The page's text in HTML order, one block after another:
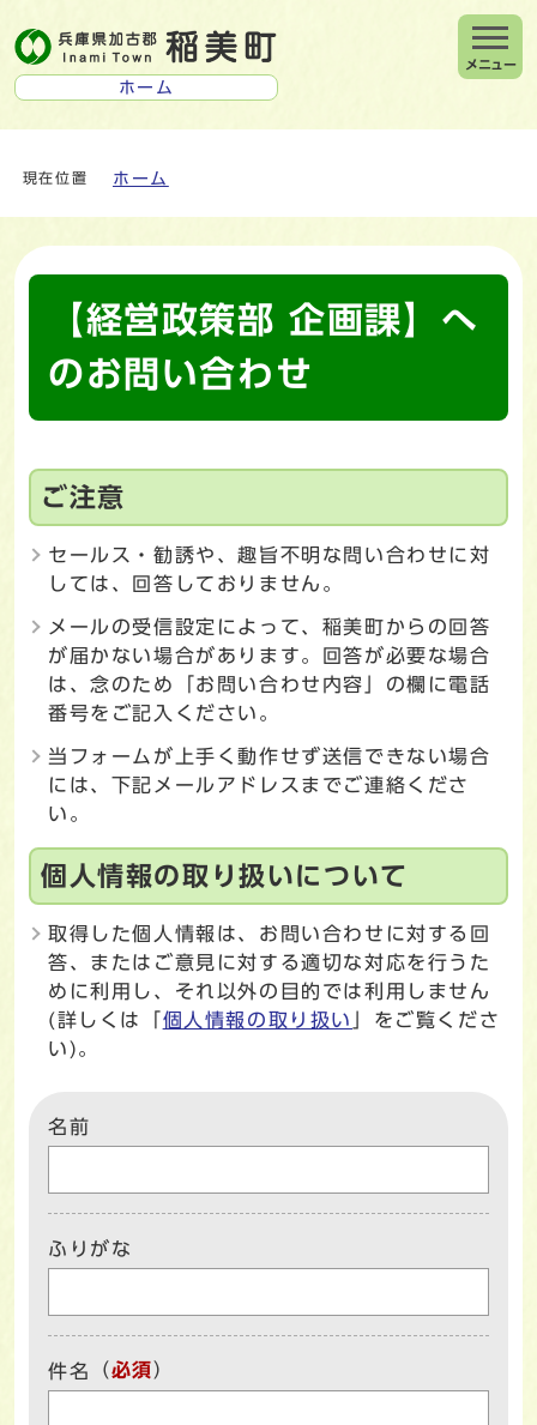
ホーム
メニュー
現在位置 ホーム
【経営政策部 企画課】へ
のお問い合わせ
ご注意
セールス・勧誘や、趣旨不明な問い合わせに対
しては、回答しておりません。
メールの受信設定によって、稲美町からの回答
が届かない場合があります。回答が必要な場合
は、念のため「お問い合わせ内容」の欄に電話
番号をご記入ください。
当フォームが上手く動作せず送信できない場合
には、下記メールアドレスまでご連絡くださ
い。
個人情報の取り扱いについて
取得した個人情報は、お問い合わせに対する回
答、またはご意見に対する適切な対応を行うた
めに利用し、それ以外の目的では利用しません
(詳しくは「個人情報の取り扱い
」をご覧くださ
い)。
名前
ふりがな
件名 （必須）